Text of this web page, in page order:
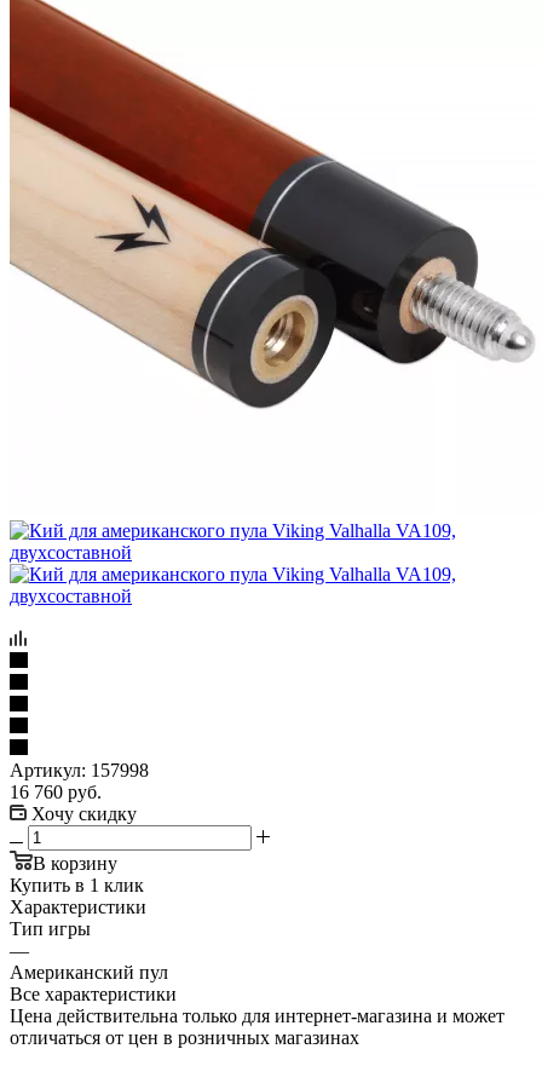
Артикул: 157998
16 760 руб.
Хочу скидку
В корзину
Купить в 1 клик
Характеристики
Тип игры
—
Американский пул
Все характеристики
Цена действительна только для интернет-магазина и может
отличаться от цен в розничных магазинах